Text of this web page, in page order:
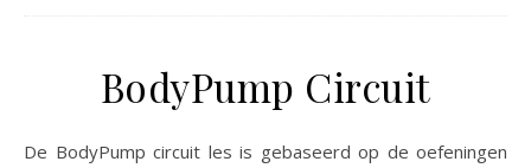
BodyPump Circuit
De BodyPump circuit les is gebaseerd op de oefeningen